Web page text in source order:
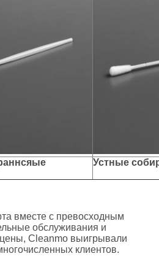
Устные
вместе с превосходным
обслуживания и
Cleanmo выигрывали
клиентов.